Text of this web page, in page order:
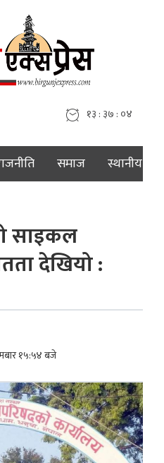
१३ : ३७ : ०५
समाज स्थानीय
साइकल
देखियो :
१५:५४ बजे